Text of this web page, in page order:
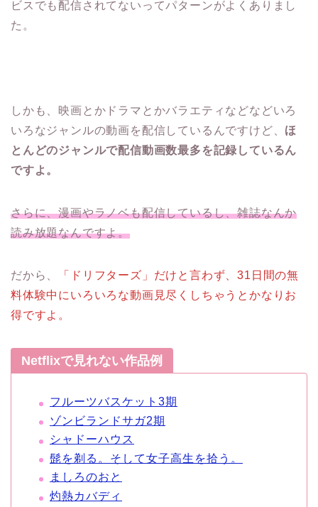
ビスでも配信されてないってパターンがよくありまし
た。
しかも、映画とかドラマとかバラエティなどなどいろ
いろなジャンルの動画を配信しているんですけど、 ほ
とんどのジャンルで配信動画数最多を記録しているん
ですよ。
さらに、漫画やラノベも配信しているし、雑誌なんか
読み放題なんですよ。
だから、
「ドリフターズ」だけと言わず、31日間の無
料体験中にいろいろな動画見尽くしちゃうとかなりお
得ですよ。
Netflixで見れない作品例
フルーツバスケット3期
ゾンビランドサガ2期
シャドーハウス
髭を剃る。そして女子高生を拾う。
ましろのおと
灼熱カバディ